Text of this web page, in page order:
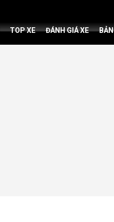
TOP XE ĐÁNH GIÁ XE